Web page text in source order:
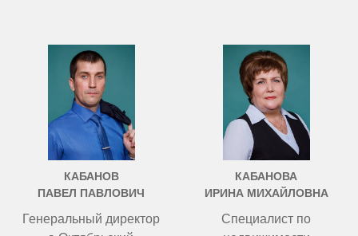
КАБАНОВ
ПАВЕЛ ПАВЛОВИЧ
Генеральный директор
КАБАНОВА
ИРИНА МИХАЙЛОВНА
Специалист по